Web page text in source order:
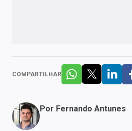
COMPARTILHAR
Por Fernando Antunes